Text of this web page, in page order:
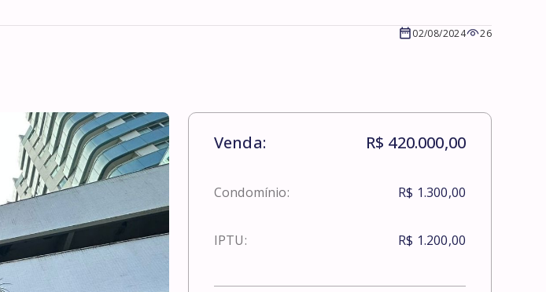
02/08/2024 26
Venda: R$ 420.000,00
Condomínio: R$ 1.300,00
IPTU: R$ 1.200,00